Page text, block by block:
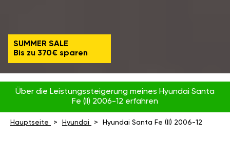
SUMMER SALE
Bis zu 370€ sparen
Über die Leistungssteigerung meines Hyundai Santa
Fe (II) 2006-12 erfahren
Hauptseite Hyundai Hyundai Santa Fe (II) 2006-12